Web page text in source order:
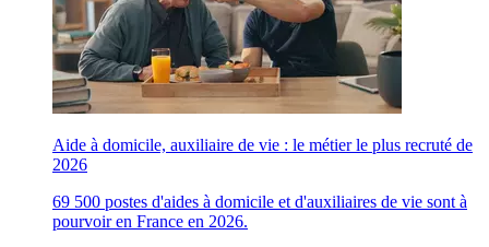
Aide à domicile, auxiliaire de vie : le métier le plus recruté de
2026
69 500 postes d'aides à domicile et d'auxiliaires de vie sont à
pourvoir en France en 2026.